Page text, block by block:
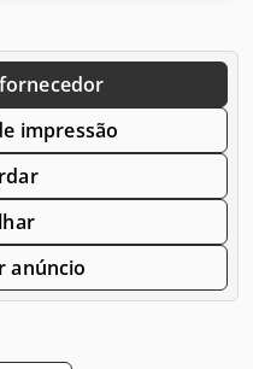
impressão
anúncio